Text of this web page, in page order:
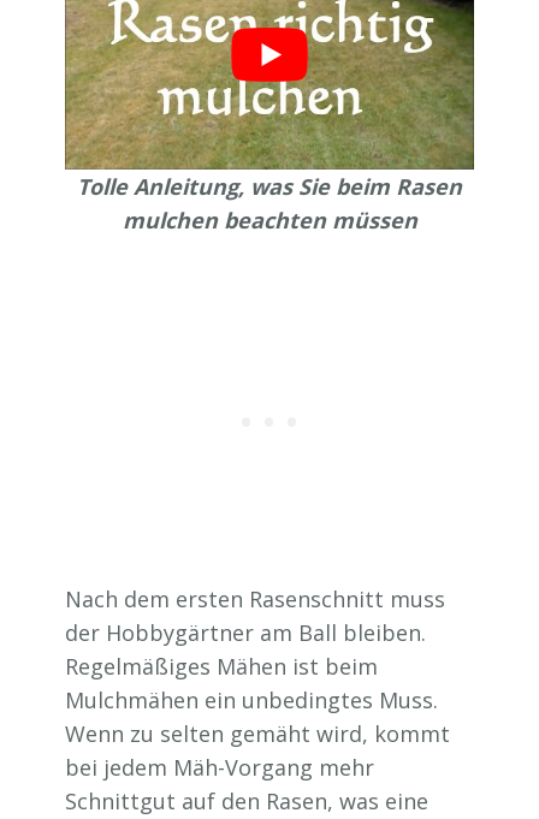
Tolle Anleitung, was Sie beim Rasen
mulchen beachten müssen
Nach dem ersten Rasenschnitt muss
der Hobbygärtner am Ball bleiben.
Regelmäßiges Mähen ist beim
Mulchmähen ein unbedingtes Muss.
Wenn zu selten gemäht wird, kommt
bei jedem Mäh-Vorgang mehr
Schnittgut auf den Rasen, was eine